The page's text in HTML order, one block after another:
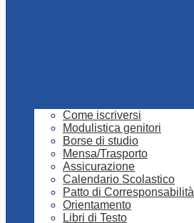
Come iscriversi
Modulistica genitori
Borse di studio
Mensa/Trasporto
Assicurazione
Calendario Scolastico
Patto di Corresponsabilità
Orientamento
Libri di Testo